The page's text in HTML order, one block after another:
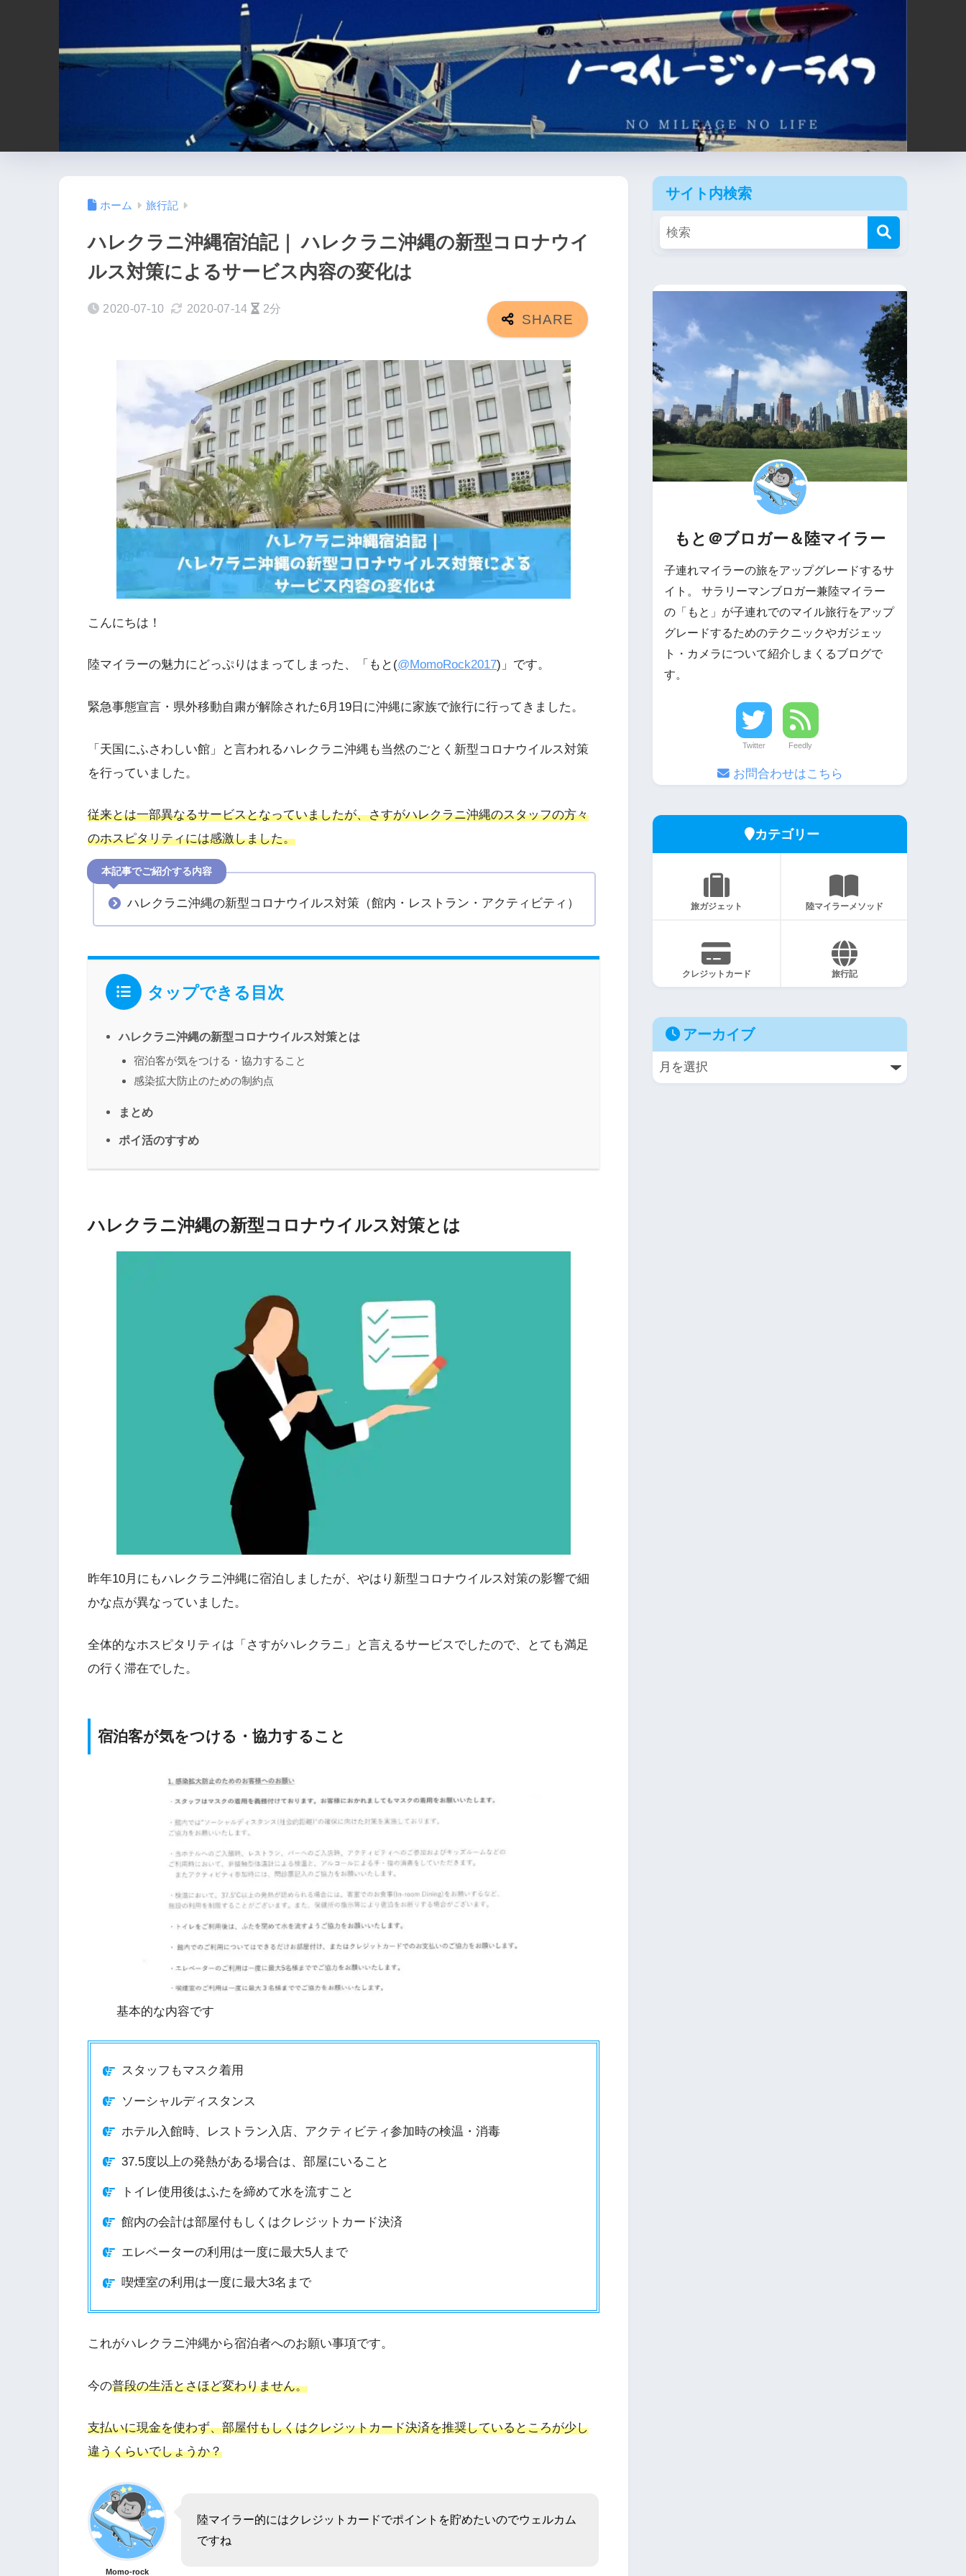
ホーム 旅行記
ハレクラニ沖縄宿泊記｜ ハレクラニ沖縄の新型コロナウイ
ルス対策によるサービス内容の変化は
2020-07-10 2020-07-14 2分
こんにちは！
陸マイラーの魅力にどっぷりはまってしまった、「もと(@MomoRock2017)」です。
緊急事態宣言・県外移動自粛が解除された6月19日に沖縄に家族で旅行に行ってきました。
「天国にふさわしい館」と言われるハレクラニ沖縄も当然のごとく新型コロナウイルス対策
を行っていました。
従来とは一部異なるサービスとなっていましたが、さすがハレクラニ沖縄のスタッフの方々
のホスピタリティには感激しました。
本記事でご紹介する内容
ハレクラニ沖縄の新型コロナウイルス対策（館内・レストラン・アクティビティ）
タップできる目次
ハレクラニ沖縄の新型コロナウイルス対策とは
宿泊客が気をつける・協力すること
感染拡大防止のための制約点
まとめ
ポイ活のすすめ
ハレクラニ沖縄の新型コロナウイルス対策とは
昨年10月にもハレクラニ沖縄に宿泊しましたが、やはり新型コロナウイルス対策の影響で細
かな点が異なっていました。
全体的なホスピタリティは「さすがハレクラニ」と言えるサービスでしたので、とても満足
の行く滞在でした。
宿泊客が気をつける・協力すること
基本的な内容です
スタッフもマスク着用
ソーシャルディスタンス
ホテル入館時、レストラン入店、アクティビティ参加時の検温・消毒
37.5度以上の発熱がある場合は、部屋にいること
トイレ使用後はふたを締めて水を流すこと
館内の会計は部屋付もしくはクレジットカード決済
エレベーターの利用は一度に最大5人まで
喫煙室の利用は一度に最大3名まで
これがハレクラニ沖縄から宿泊者へのお願い事項です。
今の普段の生活とさほど変わりません。
支払いに現金を使わず、部屋付もしくはクレジットカード決済を推奨しているところが少し
違うくらいでしょうか？
Momo-rock
陸マイラー的にはクレジットカードでポイントを貯めたいのでウェルカム
ですね
サイト内検索
もと＠ブロガー＆陸マイラー
子連れマイラーの旅をアップグレードするサ
イト。 サラリーマンブロガー兼陸マイラー
の「もと」が子連れでのマイル旅行をアップ
グレードするためのテクニックやガジェッ
ト・カメラについて紹介しまくるブログで
す。
Twitter Feedly
お問合わせはこちら
カテゴリー
旅ガジェット 陸マイラーメソッド
クレジットカード 旅行記
アーカイブ